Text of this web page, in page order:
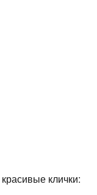
клички: